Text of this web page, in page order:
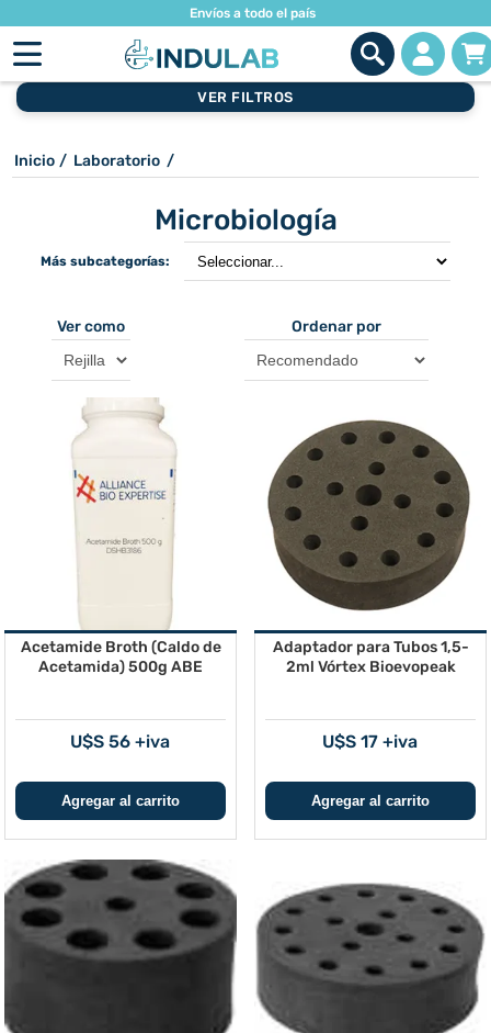
Envíos a todo el país
VER FILTROS
Inicio / Laboratorio /
Microbiología
Más subcategorías:
Ver como Ordenar por
Acetamide Broth (Caldo de
Acetamida) 500g ABE
U$S 56 +iva
Adaptador para Tubos 1,5-
2ml Vórtex Bioevopeak
U$S 17 +iva